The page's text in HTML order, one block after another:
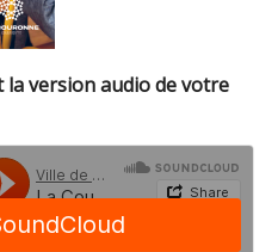
version audio de votre